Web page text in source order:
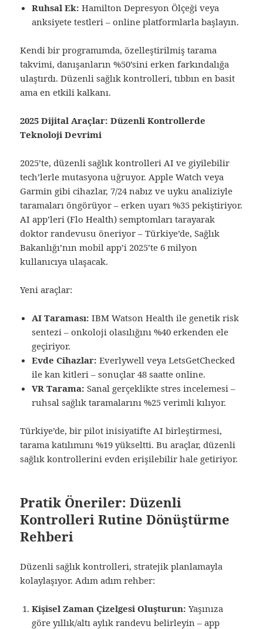
Ruhsal Ek: Hamilton Depresyon Ölçeği veya
anksiyete testleri – online platformlarla başlayın.
Kendi bir programımda, özelleştirilmiş tarama
takvimi, danışanların %50’sini erken farkındalığa
ulaştırdı. Düzenli sağlık kontrolleri, tıbbın en basit
ama en etkili kalkanı.
2025 Dijital Araçlar: Düzenli Kontrollerde
Teknoloji Devrimi
2025’te, düzenli sağlık kontrolleri AI ve giyilebilir
tech’lerle mutasyona uğruyor. Apple Watch veya
Garmin gibi cihazlar, 7/24 nabız ve uyku analiziyle
taramaları öngörüyor – erken uyarı %35 pekiştiriyor.
AI app’leri (Flo Health) semptomları tarayarak
doktor randevusu öneriyor – Türkiye’de, Sağlık
Bakanlığı’nın mobil app’i 2025’te 6 milyon
kullanıcıya ulaşacak.
Yeni araçlar:
AI Taraması: IBM Watson Health ile genetik risk
sentezi – onkoloji olasılığını %40 erkenden ele
geçiriyor.
Evde Cihazlar: Everlywell veya LetsGetChecked
ile kan kitleri – sonuçlar 48 saatte online.
VR Tarama: Sanal gerçeklikte stres incelemesi –
ruhsal sağlık taramalarını %25 verimli kılıyor.
Türkiye’de, bir pilot inisiyatifte AI birleştirmesi,
tarama katılımını %19 yükseltti. Bu araçlar, düzenli
sağlık kontrollerini evden erişilebilir hale getiriyor.
Pratik Öneriler: Düzenli
Kontrolleri Rutine Dönüştürme
Rehberi
Düzenli sağlık kontrolleri, stratejik planlamayla
kolaylaşıyor. Adım adım rehber:
Kişisel Zaman Çizelgesi Oluşturun: Yaşınıza
göre yıllık/altı aylık randevu belirleyin – app